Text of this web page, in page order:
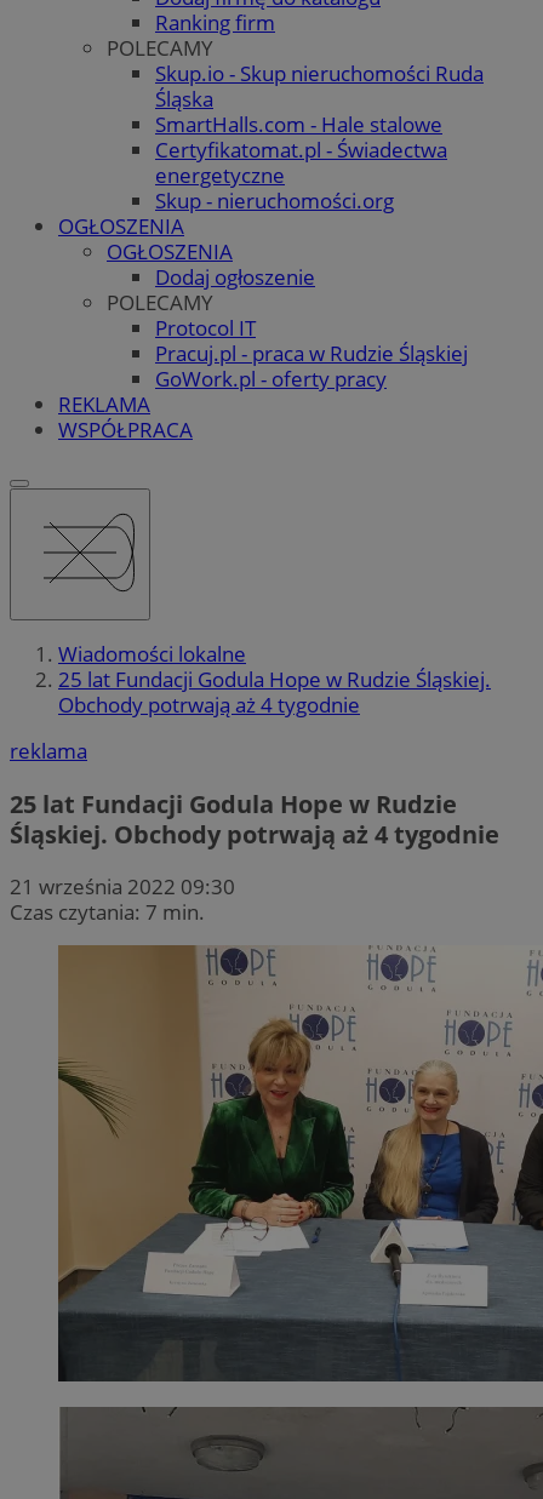
Ranking firm
POLECAMY
Skup.io - Skup nieruchomości Ruda
Śląska
SmartHalls.com - Hale stalowe
Certyfikatomat.pl - Świadectwa
energetyczne
Skup - nieruchomości.org
OGŁOSZENIA
OGŁOSZENIA
Dodaj ogłoszenie
POLECAMY
Protocol IT
Pracuj.pl - praca w Rudzie Śląskiej
GoWork.pl - oferty pracy
REKLAMA
WSPÓŁPRACA
Wiadomości lokalne
25 lat Fundacji Godula Hope w Rudzie Śląskiej.
Obchody potrwają aż 4 tygodnie
reklama
25 lat Fundacji Godula Hope w Rudzie
Śląskiej. Obchody potrwają aż 4 tygodnie
21 września 2022 09:30
Czas czytania: 7 min.